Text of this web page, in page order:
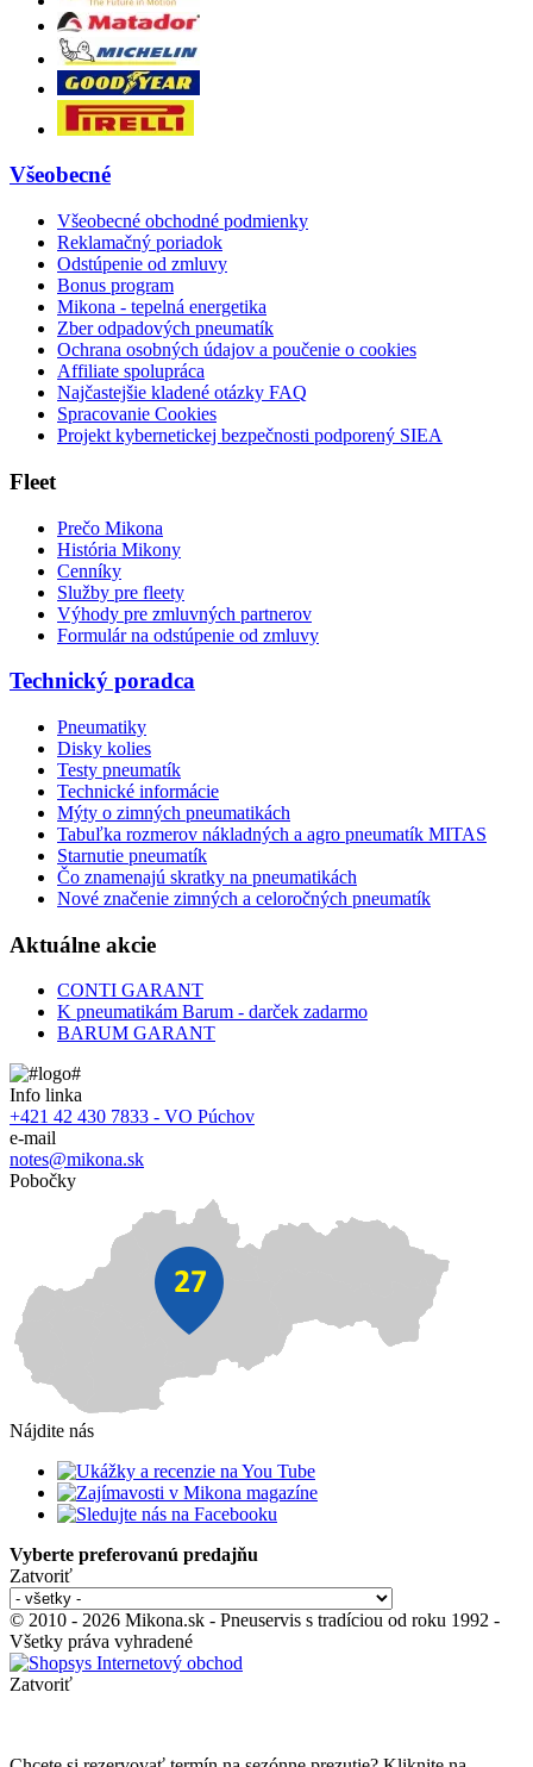
Všeobecné
Všeobecné obchodné podmienky
Reklamačný poriadok
Odstúpenie od zmluvy
Bonus program
Mikona - tepelná energetika
Zber odpadových pneumatík
Ochrana osobných údajov a poučenie o cookies
Affiliate spolupráca
Najčastejšie kladené otázky FAQ
Spracovanie Cookies
Projekt kybernetickej bezpečnosti podporený SIEA
Fleet
Prečo Mikona
História Mikony
Cenníky
Služby pre fleety
Výhody pre zmluvných partnerov
Formulár na odstúpenie od zmluvy
Technický poradca
Pneumatiky
Disky kolies
Testy pneumatík
Technické informácie
Mýty o zimných pneumatikách
Tabuľka rozmerov nákladných a agro pneumatík MITAS
Starnutie pneumatík
Čo znamenajú skratky na pneumatikách
Nové značenie zimných a celoročných pneumatík
Aktuálne akcie
CONTI GARANT
K pneumatikám Barum - darček zadarmo
BARUM GARANT
Info linka
+421 42 430 7833 - VO Púchov
e-mail
notes@mikona.sk
Pobočky
Nájdite nás
Vyberte preferovanú predajňu
Zatvoriť
© 2010 - 2026 Mikona.sk - Pneuservis s tradíciou od roku 1992 -
Všetky práva vyhradené
Zatvoriť